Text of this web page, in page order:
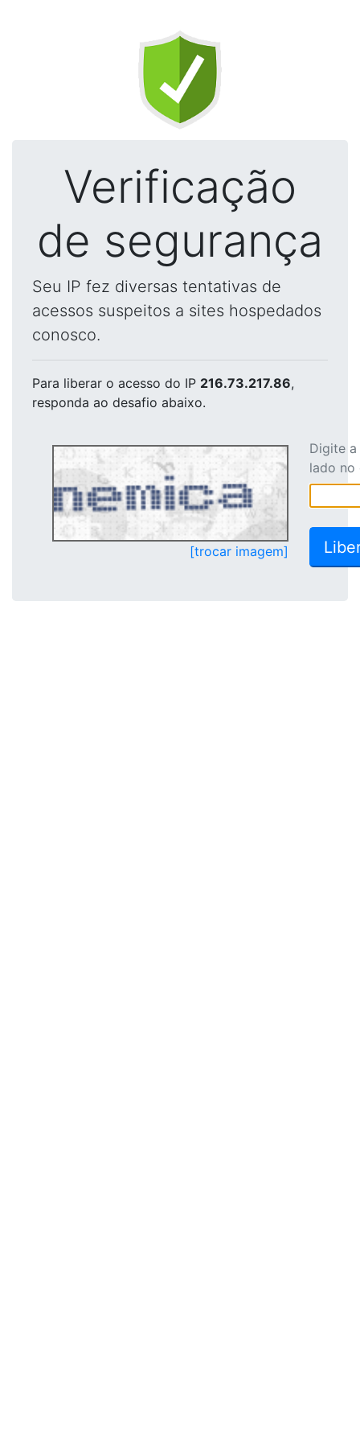
Verificação
de segurança
Seu IP fez diversas tentativas de
acessos suspeitos a sites hospedados
conosco.
Para liberar o acesso do IP 216.73.217.86,
responda ao desafio abaixo.
[trocar imagem]
Digite
lado no